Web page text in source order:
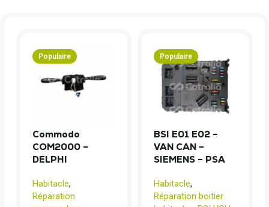
Populaire
Commodo
COM2000 –
DELPHI
Habitacle,
Réparation
Populaire
BSI E01 E02 –
VAN CAN –
SIEMENS – PSA
Habitacle,
Réparation boitier